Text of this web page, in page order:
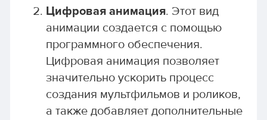
Цифровая анимация. Этот вид
анимации создается с помощью
программного обеспечения.
Цифровая анимация позволяет
значительно ускорить процесс
создания мультфильмов и роликов,
а также добавляет дополнительные